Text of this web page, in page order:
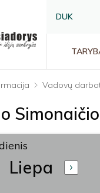
DUK
Vadovų
Liepa